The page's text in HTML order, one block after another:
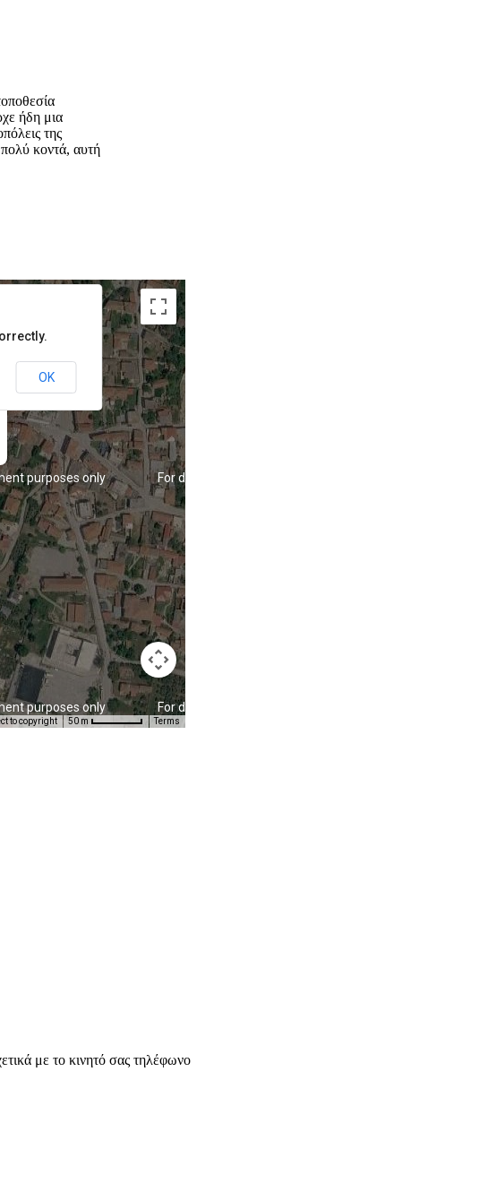
ήδη μια
της
κοντά, αυτή
purposes only For development purposes only
purposes only For development purposes only
to copyright 50 m Terms
OK
με το κινητό σας τηλέφωνο